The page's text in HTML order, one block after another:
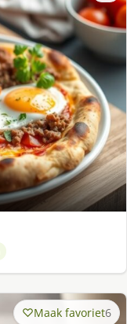
Maak favoriet6